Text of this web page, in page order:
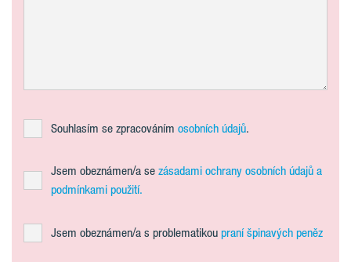
Souhlasím se zpracováním osobních údajů.
Jsem obeznámen/a se zásadami ochrany osobních údajů a
podmínkami použití.
Jsem obeznámen/a s problematikou praní špinavých peněz